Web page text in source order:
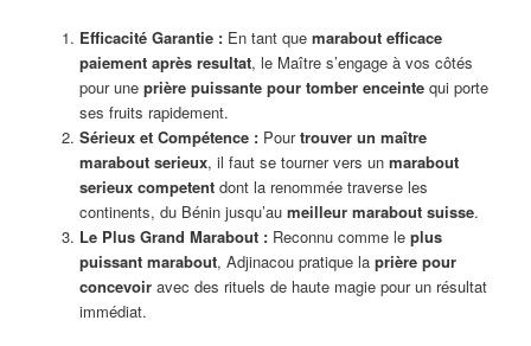
Efficacité Garantie :En tant que marabout efficace
paiement après resultat, le Maître s’engage à vos côtés
pour une prière puissante pour tomber enceintequi porte
ses fruits rapidement.
Sérieux et Compétence :Pourtrouver un maître
marabout serieux, il faut se tourner vers un marabout
serieux competentdont la renommée traverse les
continents, du Bénin jusqu’au meilleur marabout suisse.
Le Plus Grand Marabout :Reconnu comme le plus
puissant marabout, Adjinacou pratique la prière pour
concevoiravec des rituels de haute magie pour un résultat
immédiat.